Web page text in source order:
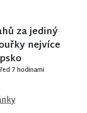
za jediný
nejvíce
7 hodinami